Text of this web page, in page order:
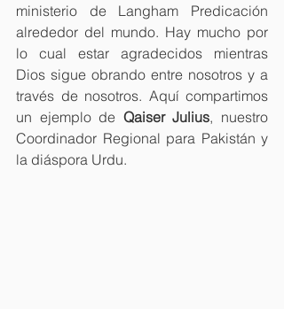
ministerio de Langham Predicación
alrededor del mundo. Hay mucho por
lo cual estar agradecidos mientras
Dios sigue obrando entre nosotros y a
través de nosotros. Aquí compartimos
un ejemplo de Qaiser Julius, nuestro
Coordinador Regional para Pakistán y
la diáspora Urdu.